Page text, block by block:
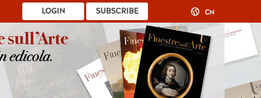
SUBSCRIBE
LOGIN CN